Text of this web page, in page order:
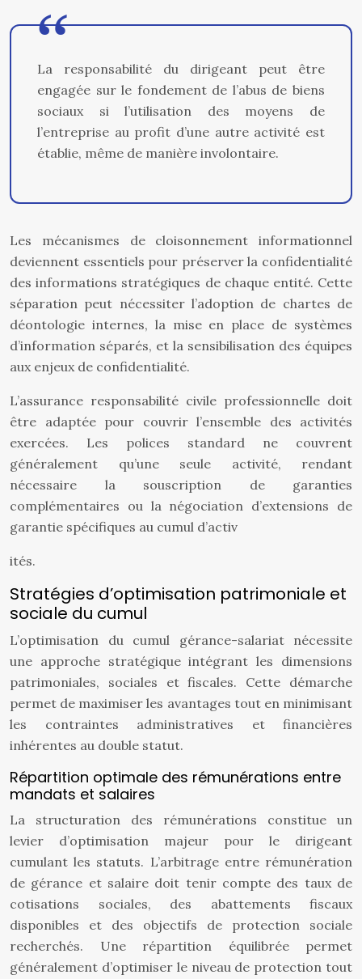
La responsabilité du dirigeant peut être
engagée sur le fondement de l’abus de biens
sociaux si l’utilisation des moyens de
l’entreprise au profit d’une autre activité est
établie, même de manière involontaire.
Les mécanismes de cloisonnement informationnel
deviennent essentiels pour préserver la confidentialité
des informations stratégiques de chaque entité. Cette
séparation peut nécessiter l’adoption de chartes de
déontologie internes, la mise en place de systèmes
d’information séparés, et la sensibilisation des équipes
aux enjeux de confidentialité.
L’assurance responsabilité civile professionnelle doit
être adaptée pour couvrir l’ensemble des activités
exercées. Les polices standard ne couvrent
généralement qu’une seule activité, rendant
nécessaire la souscription de garanties
complémentaires ou la négociation d’extensions de
garantie spécifiques au cumul d’activ
ités.
Stratégies d’optimisation patrimoniale et
sociale du cumul
L’optimisation du cumul gérance-salariat nécessite
une approche stratégique intégrant les dimensions
patrimoniales, sociales et fiscales. Cette démarche
permet de maximiser les avantages tout en minimisant
les contraintes administratives et financières
inhérentes au double statut.
Répartition optimale des rémunérations entre
mandats et salaires
La structuration des rémunérations constitue un
levier d’optimisation majeur pour le dirigeant
cumulant les statuts. L’arbitrage entre rémunération
de gérance et salaire doit tenir compte des taux de
cotisations sociales, des abattements fiscaux
disponibles et des objectifs de protection sociale
recherchés. Une répartition équilibrée permet
généralement d’optimiser le niveau de protection tout